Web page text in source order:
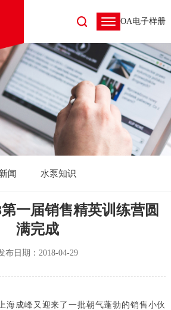
OA电子样册
闻 水泵知识
一届销售精英训练营圆
满完成
布日期：2018-04-29
海成峰又迎来了一批朝气蓬勃的销售小伙